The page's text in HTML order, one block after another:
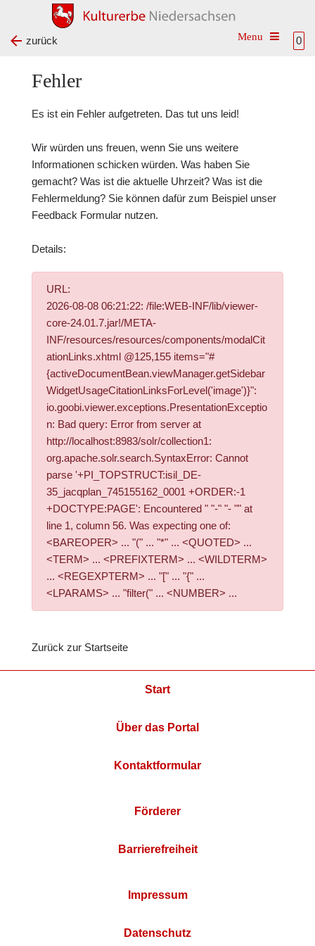
0
Toggle
zurück
Fehler
Es ist ein Fehler aufgetreten. Das tut uns leid!
Wir würden uns freuen, wenn Sie uns weitere
Informationen schicken würden. Was haben Sie
gemacht? Was ist die aktuelle Uhrzeit? Was ist die
Fehlermeldung? Sie können dafür zum Beispiel unser
Feedback Formularnutzen.
Details:
URL:
2026-08-08 06:21:22: /file:WEB-INF/lib/viewer-
core-24.01.7.jar!/META-
INF/resources/resources/components/modalCit
ationLinks.xhtml @125,155 items="#
{activeDocumentBean.viewManager.getSidebar
WidgetUsageCitationLinksForLevel('image')}":
io.goobi.viewer.exceptions.PresentationExceptio
n: Bad query: Error from server at
http://localhost:8983/solr/collection1:
org.apache.solr.search.SyntaxError: Cannot
parse '+PI_TOPSTRUCT:isil_DE-
35_jacqplan_745155162_0001 +ORDER:-1
+DOCTYPE:PAGE': Encountered " "-" "- "" at
line 1, column 56. Was expecting one of:
<BAREOPER> ... "(" ... "*" ... <QUOTED> ...
<TERM> ... <PREFIXTERM> ... <WILDTERM>
... <REGEXPTERM> ... "[" ... "{" ...
<LPARAMS> ... "filter(" ... <NUMBER> ...
Zurück zur Startseite
Start
Über das Portal
Kontaktformular
Förderer
Barrierefreiheit
Impressum
Datenschutz